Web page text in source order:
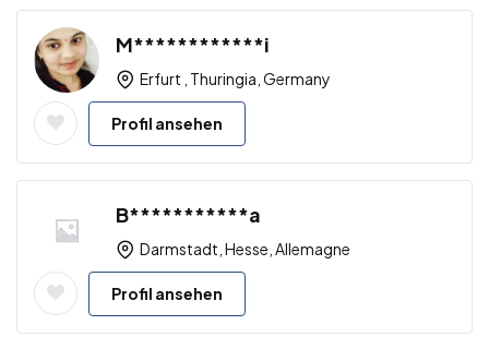
M************i
Erfurt , Thuringia, Germany
Profil ansehen
B***********a
Darmstadt, Hesse, Allemagne
Profil ansehen